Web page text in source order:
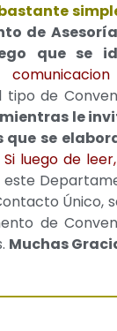
de
que se
tipo de
mientras le
que se
Si luego de
este
Único,
de
Muchas